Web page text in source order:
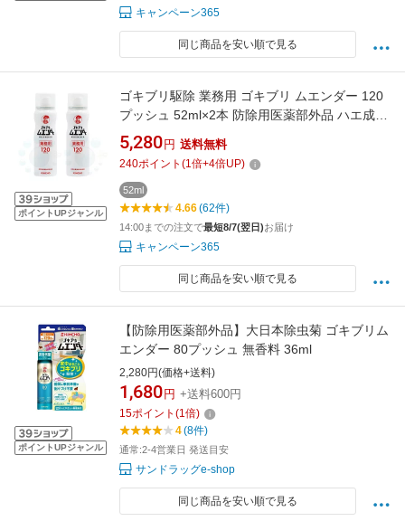
キャンペーン365
同じ商品を安い順で見る
ポイントUPジャンル
ゴキブリ駆除 業務用 ゴキブリ ムエンダー 120
プッシュ 52ml×2本 防除用医薬部外品 ハエ成虫
蚊成虫 トコジラミ ナンキンムシ 駆除 ゴキブリ
ムエンダー
5,280 円 送料無料
240ポイント (1倍+4倍UP)
52ml
4.66(62件)
14:00までの注文で最短8/7(翌日)お届け
キャンペーン365
同じ商品を安い順で見る
ポイントUPジャンル
【防除用医薬部外品】大日本除虫菊 ゴキブリム
エンダー 80プッシュ 無香料 36ml
2,280円(価格+送料)
1,680 円 +送料600円
15ポイント (1倍)
4(8件)
通常:2-4営業日 発送目安
サンドラッグe-shop
同じ商品を安い順で見る